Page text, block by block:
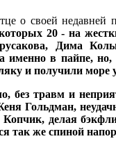
о своей
которых 20 - на
Дима
именно в пайпе,
и получили море
без травм и
Гольдман,
Копчик, делая
так же спиной